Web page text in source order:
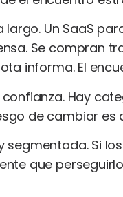
largo. Un SaaS
Se compran
informa. El
confianza. Hay
de cambiar
segmentada. Si
que